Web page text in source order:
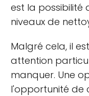
est la possibilité
niveaux de
Malgré cela, il
attention
manquer. Une
l'opportunité de